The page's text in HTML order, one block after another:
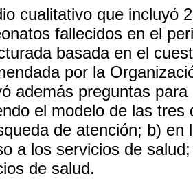
cualitativo que incluyó
fallecidos en el
basada en el
por la
además preguntas
el modelo de las
de atención; b) en
a los servicios de
de salud.